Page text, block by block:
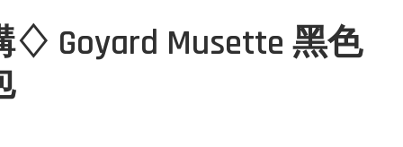
Goyard Musette 黑色